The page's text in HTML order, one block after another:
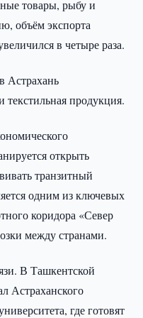
товары, рыбу и
объём экспорта
в четыре раза.
Астрахань
продукция.
открыть
транзитный
одним из ключевых
коридора «Север
между странами.
В Ташкентской
Астраханского
где готовят